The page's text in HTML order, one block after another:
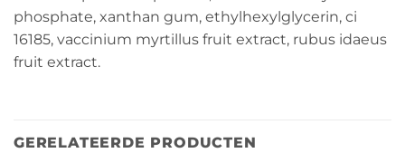
phosphate, xanthan gum, ethylhexylglycerin, ci
16185, vaccinium myrtillus fruit extract, rubus idaeus
fruit extract.
GERELATEERDE PRODUCTEN